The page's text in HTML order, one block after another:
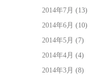
2014年7月 (13)
2014年6月 (10)
2014年5月 (7)
2014年4月 (4)
2014年3月 (8)